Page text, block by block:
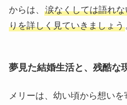
からは、 涙なくしては語れ
りを詳しく見ていきましょう
夢見た結婚生活と、残酷な
メリーは、幼い頃から想い